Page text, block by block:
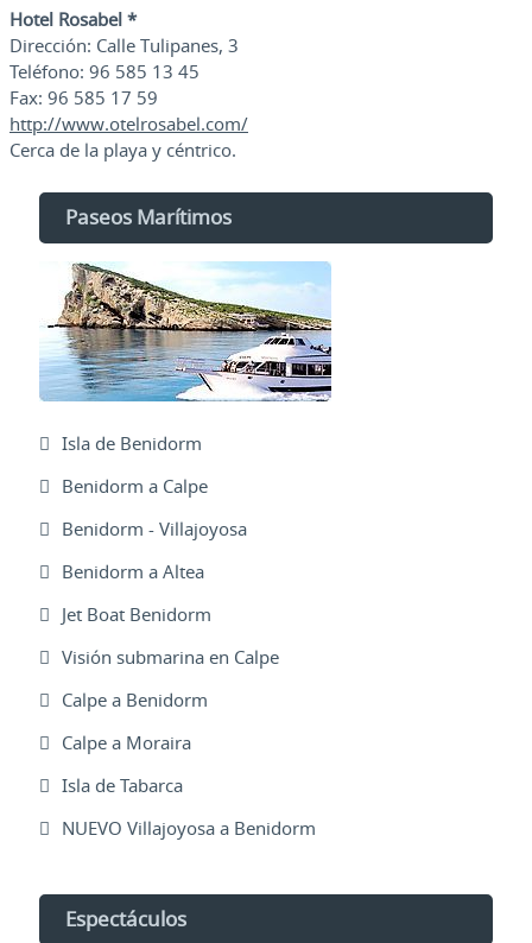
Hotel Rosabel *
Dirección: Calle Tulipanes, 3
Teléfono: 96 585 13 45
Fax: 96 585 17 59
http://www.otelrosabel.com/
Cerca de la playa y céntrico.
Paseos Marítimos
Isla de Benidorm
Benidorm a Calpe
Benidorm - Villajoyosa
Benidorm a Altea
Jet Boat Benidorm
Visión submarina en Calpe
Calpe a Benidorm
Calpe a Moraira
Isla de Tabarca
NUEVO Villajoyosa a Benidorm
Espectáculos